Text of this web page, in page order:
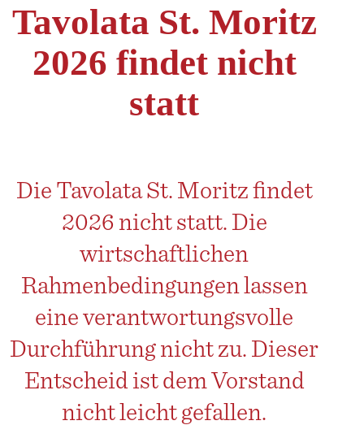
Tavolata St. Moritz
2026 findet nicht
statt
Die Tavolata St. Moritz findet
2026 nicht statt. Die
wirtschaftlichen
Rahmenbedingungen lassen
eine verantwortungsvolle
Durchführung nicht zu. Dieser
Entscheid ist dem Vorstand
nicht leicht gefallen.